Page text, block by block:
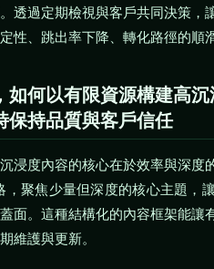
透過定期檢視與客戶共同決策，
性、跳出率下降、轉化路徑的順
如何以有限資源構建高
保持品質與客戶信任
浸度內容的核心在於效率與深度
聚焦少量但深度的核心主題，
面。這種結構化的內容框架能讓
維護與更新。